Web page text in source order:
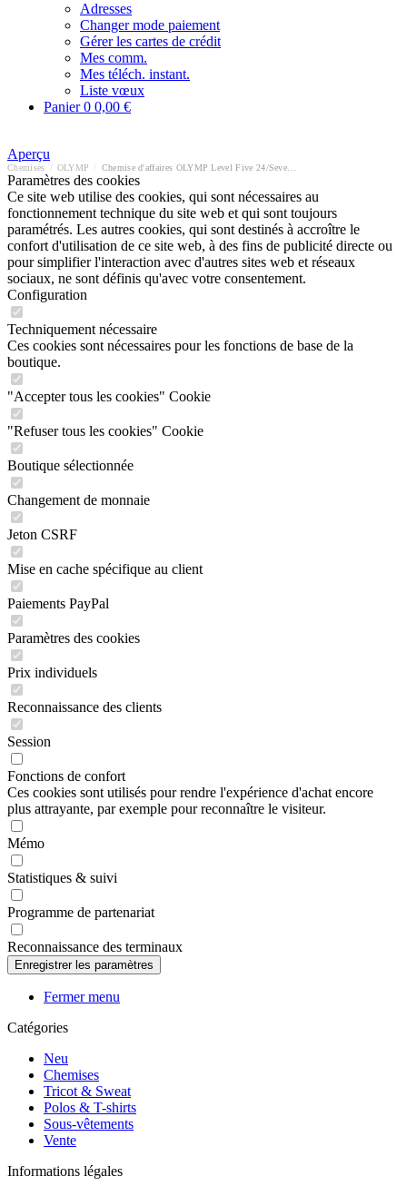
Adresses
Changer mode paiement
Gérer les cartes de crédit
Mes comm.
Mes téléch. instant.
Liste vœux
Panier0 0,00 €
Aperçu
Chemises OLYMP
Paramètres des cookies
Ce site web utilise des cookies, qui sont nécessaires au
fonctionnement technique du site web et qui sont toujours
paramétrés. Les autres cookies, qui sont destinés à accroître le
confort d'utilisation de ce site web, à des fins de publicité directe ou
pour simplifier l'interaction avec d'autres sites web et réseaux
sociaux, ne sont définis qu'avec votre consentement.
Configuration
Techniquement nécessaire
Ces cookies sont nécessaires pour les fonctions de base de la
boutique.
"Accepter tous les cookies" Cookie
"Refuser tous les cookies" Cookie
Boutique sélectionnée
Changement de monnaie
Jeton CSRF
Mise en cache spécifique au client
Paiements PayPal
Paramètres des cookies
Prix individuels
Reconnaissance des clients
Session
Fonctions de confort
Ces cookies sont utilisés pour rendre l'expérience d'achat encore
plus attrayante, par exemple pour reconnaître le visiteur.
Mémo
Statistiques & suivi
Programme de partenariat
Reconnaissance des terminaux
Fermer menu
Catégories
Neu
Chemises
Tricot & Sweat
Polos & T-shirts
Sous-vêtements
Vente
Informations légales